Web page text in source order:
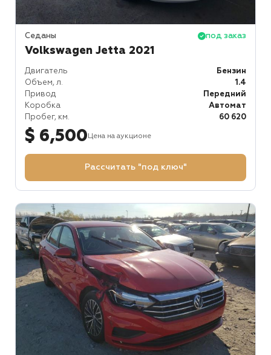
Седаны под заказ
Volkswagen Jetta 2021
Двигатель
Бензин
Объем, л.
1.4
Привод
Передний
Коробка
Автомат
Пробег, км.
60 620
$ 6,500 Цена на аукционе
Рассчитать "под ключ"